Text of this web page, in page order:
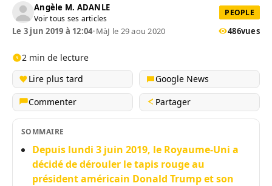
Angèle M. ADANLE
Voir tous ses articles
PEOPLE
Le 3 jun 2019 à 12:04•MàJ le 29 aou 2020 486vues
2 min de lecture
Lire plus tard
Google News
Commenter
Partager
SOMMAIRE
Depuis lundi 3 juin 2019, le Royaume-Uni a
décidé de dérouler le tapis rouge au
président américain Donald Trump et son